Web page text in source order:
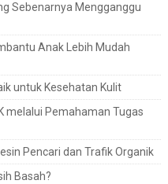
Sebenarnya Mengganggu
Anak Lebih Mudah
untuk Kesehatan Kulit
melalui Pemahaman Tugas
Pencari dan Trafik Organik
Basah?